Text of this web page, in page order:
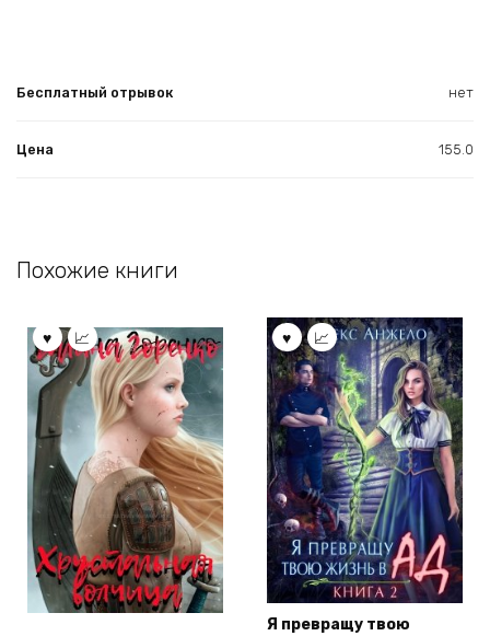
Бесплатный отрывок нет
Цена 155.0
Похожие книги
Я превращу твою